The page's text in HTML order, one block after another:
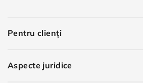
Pentru clienți
Aspecte juridice